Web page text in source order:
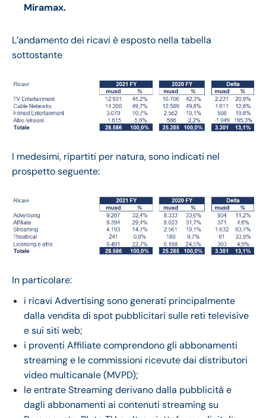
Miramax.
L’andamento dei ricavi è esposto nella tabella
sottostante
I medesimi, ripartiti per natura, sono indicati nel
prospetto seguente:
In particolare:
i ricavi Advertising sono generati principalmente
dalla vendita di spot pubblicitari sulle reti televisive
e sui siti web;
i proventi Affiliate comprendono gli abbonamenti
streaming e le commissioni ricevute dai distributori
video multicanale (MVPD);
le entrate Streaming derivano dalla pubblicità e
dagli abbonamenti ai contenuti streaming su